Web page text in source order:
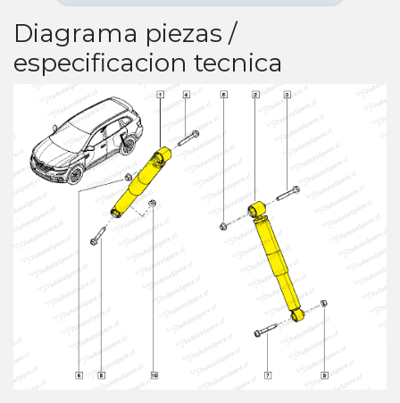
Diagrama piezas /
especificacion tecnica